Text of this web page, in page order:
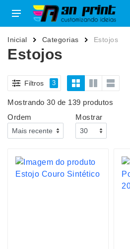
Inicial Categorias Estojos
Estojos
Filtros 3
Mostrando 30 de 139 produtos
Ordem
Mostrar